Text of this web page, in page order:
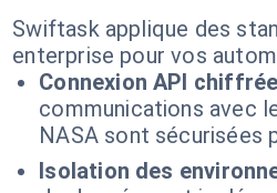
Swiftask applique des
enterprise pour vos
Connexion API
communications avec
NASA sont sécurisées
Isolation des